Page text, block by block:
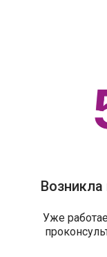
Уже